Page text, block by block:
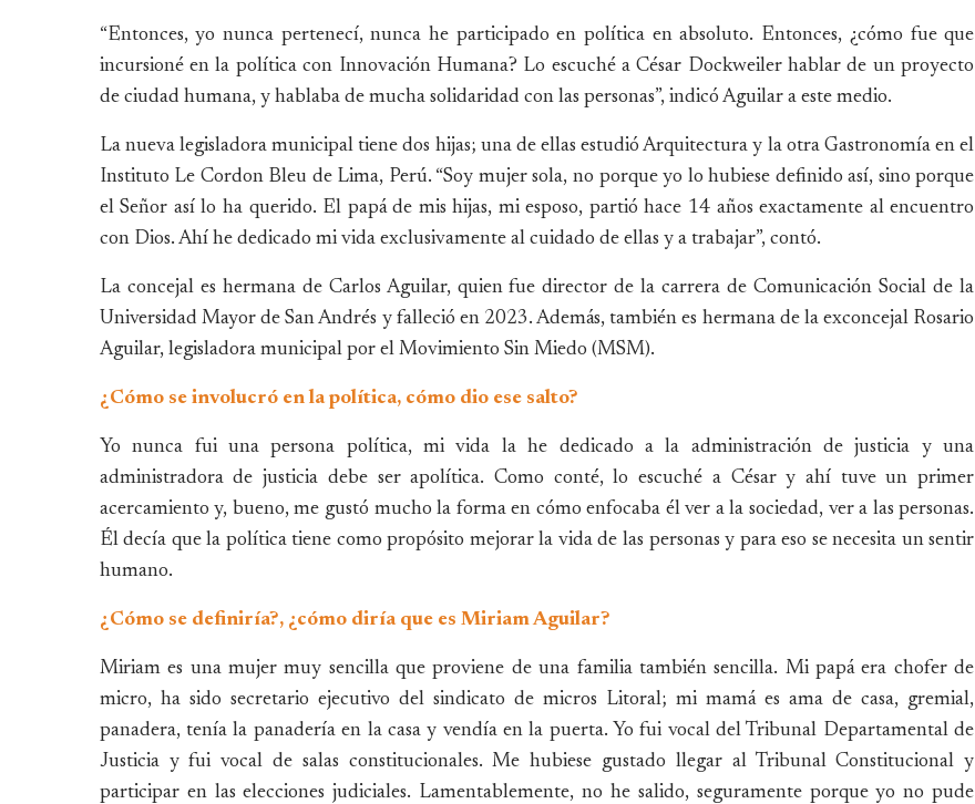
“Entonces, yo nunca pertenecí, nunca he participado en política en absoluto. Entonces, ¿cómo fue que
incursioné en la política con Innovación Humana? Lo escuché a César Dockweiler hablar de un proyecto
de ciudad humana, y hablaba de mucha solidaridad con las personas”, indicó Aguilar a este medio.
La nueva legisladora municipal tiene dos hijas; una de ellas estudió Arquitectura y la otra Gastronomía en el
Instituto Le Cordon Bleu de Lima, Perú. “Soy mujer sola, no porque yo lo hubiese definido así, sino porque
el Señor así lo ha querido. El papá de mis hijas, mi esposo, partió hace 14 años exactamente al encuentro
con Dios. Ahí he dedicado mi vida exclusivamente al cuidado de ellas y a trabajar”, contó.
La concejal es hermana de Carlos Aguilar, quien fue director de la carrera de Comunicación Social de la
Universidad Mayor de San Andrés y falleció en 2023. Además, también es hermana de la exconcejal Rosario
Aguilar, legisladora municipal por el Movimiento Sin Miedo (MSM).
¿Cómo se involucró en la política, cómo dio ese salto?
Yo nunca fui una persona política, mi vida la he dedicado a la administración de justicia y una
administradora de justicia debe ser apolítica. Como conté, lo escuché a César y ahí tuve un primer
acercamiento y, bueno, me gustó mucho la forma en cómo enfocaba él ver a la sociedad, ver a las personas.
Él decía que la política tiene como propósito mejorar la vida de las personas y para eso se necesita un sentir
humano.
¿Cómo se definiría?, ¿cómo diría que es Miriam Aguilar?
Miriam es una mujer muy sencilla que proviene de una familia también sencilla. Mi papá era chofer de
micro, ha sido secretario ejecutivo del sindicato de micros Litoral; mi mamá es ama de casa, gremial,
panadera, tenía la panadería en la casa y vendía en la puerta. Yo fui vocal del Tribunal Departamental de
Justicia y fui vocal de salas constitucionales. Me hubiese gustado llegar al Tribunal Constitucional y
participar en las elecciones judiciales. Lamentablemente, no he salido, seguramente porque yo no pude